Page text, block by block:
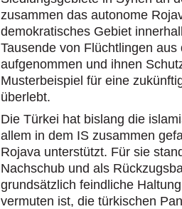
zusammen das autonome
demokratisches Gebiet
Tausende von Flüchtlingen
aufgenommen und ihnen
Musterbeispiel für eine
überlebt.
Die Türkei hat bislang die
allem in dem IS zusammen
Rojava unterstützt. Für sie
Nachschub und als
grundsätzlich feindliche
vermuten ist, die türkischen